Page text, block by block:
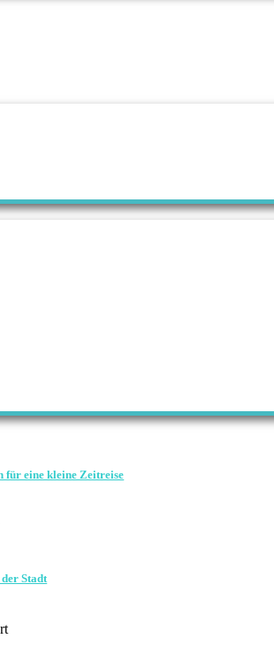
für eine kleine Zeitreise
Stadt